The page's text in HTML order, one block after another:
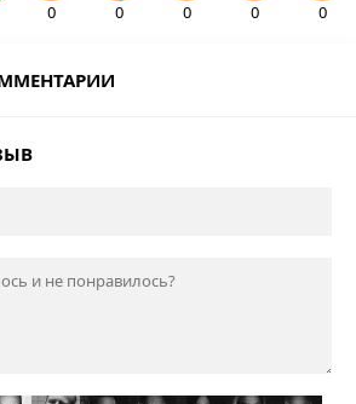
0 0 0 0 0